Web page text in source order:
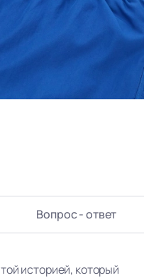
Вопрос - ответ
историей, который